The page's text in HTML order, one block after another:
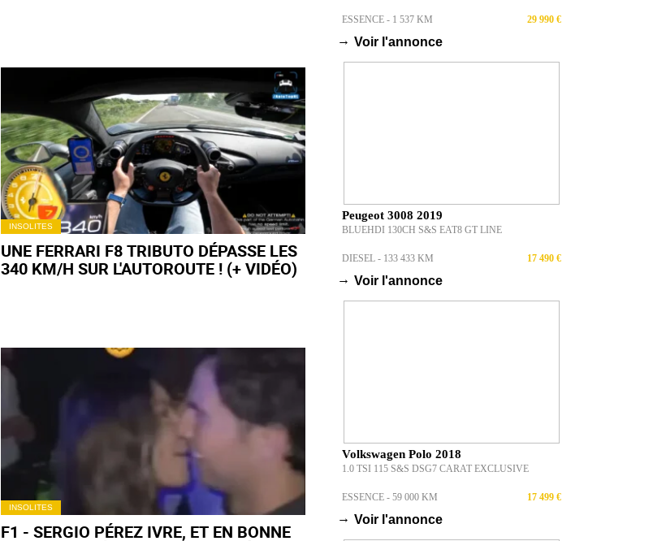
INSOLITES
UNE FERRARI F8 TRIBUTO DÉPASSE LES
340 KM/H SUR L'AUTOROUTE ! (+ VIDÉO)
INSOLITES
F1 - SERGIO PÉREZ IVRE, ET EN BONNE
ESSENCE - 1 537 KM 29 990 €
→ Voir l'annonce
Peugeot 3008 2019
BLUEHDI 130CH S&S EAT8 GT LINE
DIESEL - 133 433 KM 17 490 €
→ Voir l'annonce
Volkswagen Polo 2018
1.0 TSI 115 S&S DSG7 CARAT EXCLUSIVE
ESSENCE - 59 000 KM 17 499 €
→ Voir l'annonce